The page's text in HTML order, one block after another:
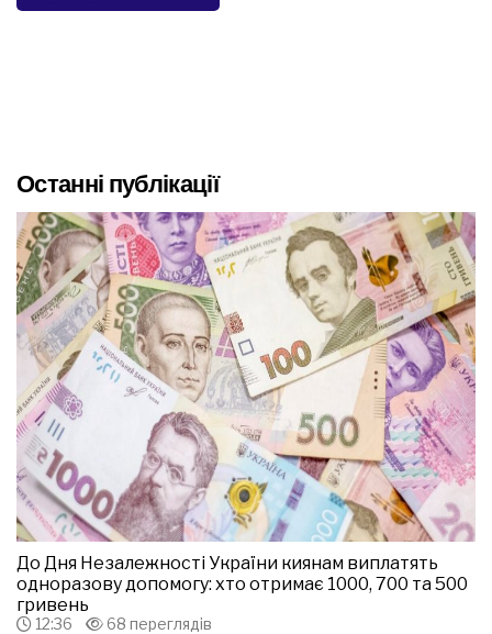
Останні публікації
До Дня Незалежності України киянам виплатять
одноразову допомогу: хто отримає 1000, 700 та 500
гривень
12:36 68 переглядів